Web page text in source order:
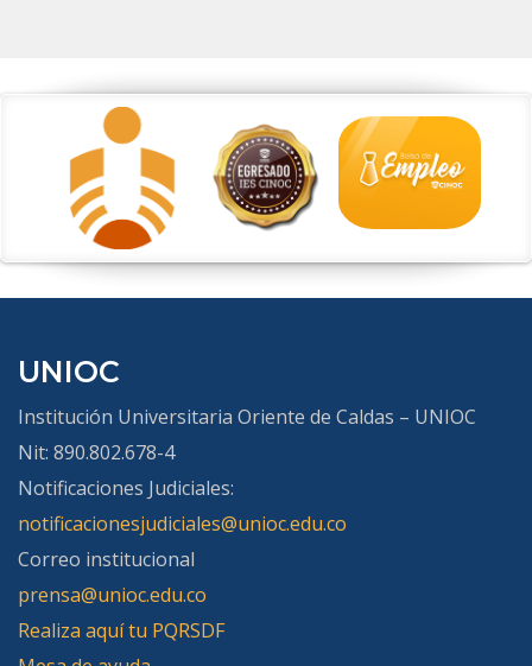
UNIOC
Institución Universitaria Oriente de Caldas – UNIOC
Nit: 890.802.678-4
Notificaciones Judiciales:
notificacionesjudiciales@unioc.edu.co
Correo institucional
prensa@unioc.edu.co
Realiza aquí tu PQRSDF